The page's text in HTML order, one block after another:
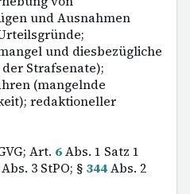
und Ausnahmen
und diesbezügliche
Strafsenate);
(mangelnde
redaktioneller
Art. 6Abs. 1 Satz 1
Abs. 3 StPO; § 344Abs. 2